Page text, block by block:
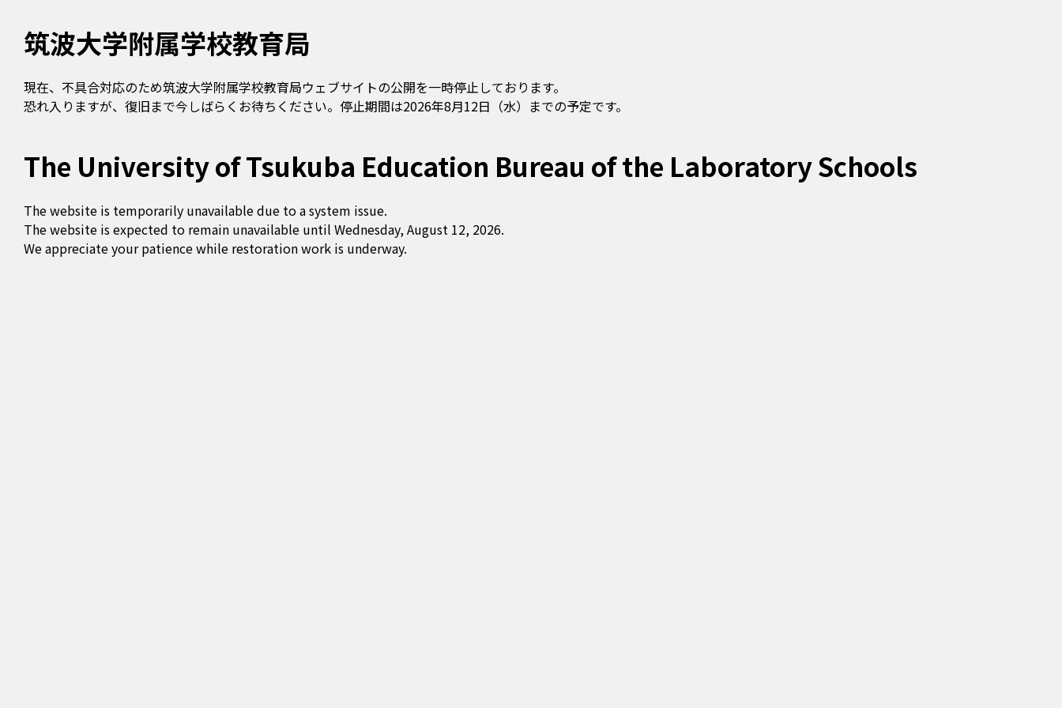
筑波大学附属学校教育局
現在、不具合対応のため筑波大学附属学校教育局ウェブサイトの公開を一時停止しております。
恐れ入りますが、復旧まで今しばらくお待ちください。停止期間は2026年8月12日（水）までの予定です。
The University of Tsukuba Education Bureau of the Laboratory Schools
The website is temporarily unavailable due to a system issue.
The website is expected to remain unavailable until Wednesday, August 12, 2026.
We appreciate your patience while restoration work is underway.